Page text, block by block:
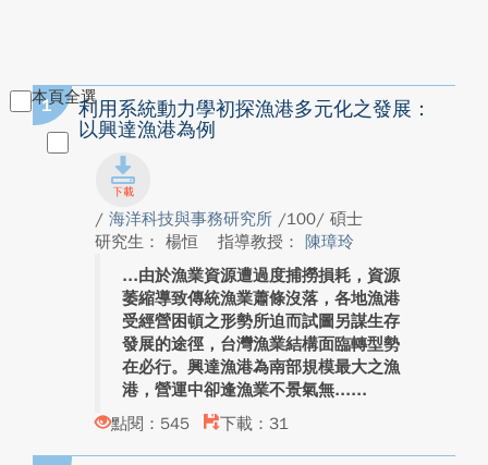
本頁全選
1
利用系統動力學初探漁港多元化之發展：
以興達漁港為例
/ 海洋科技與事務研究所 /100/ 碩士
研究生： 楊恒
指導教授： 陳璋玲
由於漁業資源遭過度捕撈損耗，資源
萎縮導致傳統漁業蕭條沒落，各地漁港
受經營困頓之形勢所迫而試圖另謀生存
發展的途徑，台灣漁業結構面臨轉型勢
在必行。興達漁港為南部規模最大之漁
港，營運中卻逢漁業不景氣無...
點閱：545
下載：31